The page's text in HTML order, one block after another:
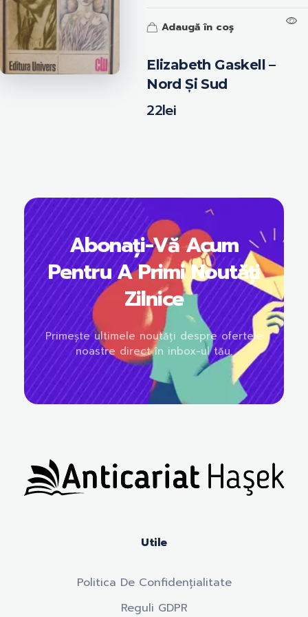
Elizabeth Gaskell –
Nord Și Sud
22lei
Adaugă în coș
Abonați-Vă Acum
Pentru A Primi Noutăți
Zilnice
Primește ultimele noutăți despre ofertele
noastre direct în inbox-ul tău.
Utile
Politica De Confidențialitate
Reguli GDPR